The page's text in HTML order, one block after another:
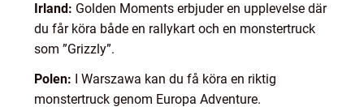
Irland: Golden Moments erbjuder en upplevelse där
du får köra både en rallykart och en monstertruck
som ”Grizzly”.
Polen: I Warszawa kan du få köra en riktig
monstertruck genom Europa Adventure.